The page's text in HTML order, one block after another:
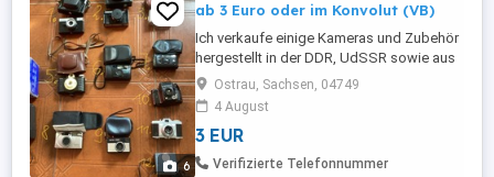
6
ab 3 Euro oder im Konvolut (VB)
Ich verkaufe einige Kameras und Zubehör
hergestellt in der DDR, UdSSR sowie aus
jüngerer Zeit, entweder einzeln (ab 3 Euro)
wie unten aufgeführt oder im Konvolut zu
einem verhandelbaren Preis. Die Artikel
sind alle optisch in einem guten bis sehr
guten Zustand, jedoch habe ich aktuell
Ostrau, Sachsen, 04749
4 August
3 EUR
Verifizierte Telefonnummer